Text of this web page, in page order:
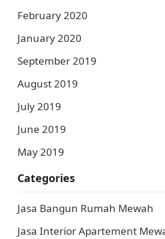
February 2020
January 2020
September 2019
August 2019
July 2019
June 2019
May 2019
Categories
Jasa Bangun Rumah Mewah
Jasa Interior Apartement